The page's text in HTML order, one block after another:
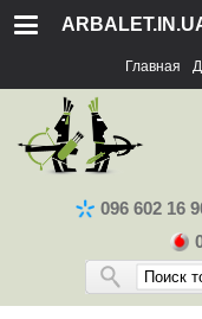
Главная
096 602 16